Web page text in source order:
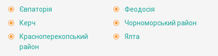
Євпаторія
Керч
Красноперекопський
район
Феодосія
Чорноморський район
Ялта